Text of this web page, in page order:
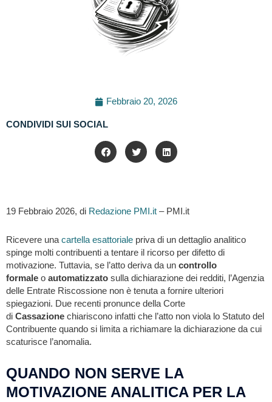
Febbraio 20, 2026
CONDIVIDI SUI SOCIAL
19 Febbraio 2026, di Redazione PMI.it – PMI.it
Ricevere una cartella esattoriale priva di un dettaglio analitico
spinge molti contribuenti a tentare il ricorso per difetto di
motivazione. Tuttavia, se l’atto deriva da un controllo
formale o automatizzato sulla dichiarazione dei redditi, l’Agenzia
delle Entrate Riscossione non è tenuta a fornire ulteriori
spiegazioni. Due recenti pronunce della Corte
di Cassazione chiariscono infatti che l’atto non viola lo Statuto del
Contribuente quando si limita a richiamare la dichiarazione da cui
scaturisce l’anomalia.
QUANDO NON SERVE LA
MOTIVAZIONE ANALITICA PER LA